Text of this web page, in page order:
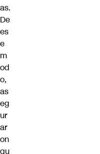
as.
De
es
e
m
od
o,
as
eg
ur
ar
on
qu